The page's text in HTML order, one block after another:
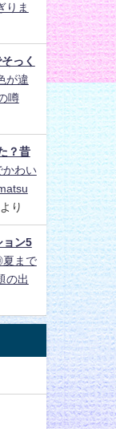
りま
っく
が違
噂
？昔
かわい
より
ョン5
まで
の出